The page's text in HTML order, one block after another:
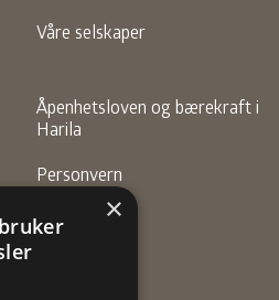
Våre selskaper
Åpenhetsloven og bærekraft i
Harila
Personvern
Faktura
×